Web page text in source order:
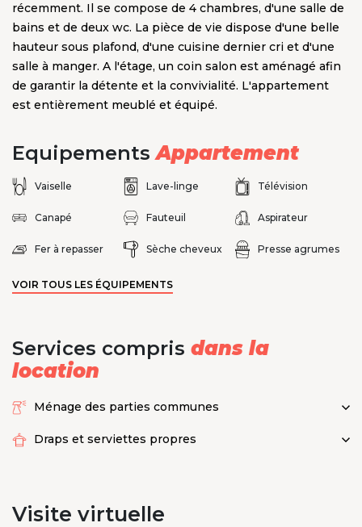
récemment. Il se compose de 4 chambres, d'une salle de
bains et de deux wc. La pièce de vie dispose d'une belle
hauteur sous plafond, d'une cuisine dernier cri et d'une
salle à manger. A l'étage, un coin salon est aménagé afin
de garantir la détente et la convivialité. L'appartement
est entièrement meublé et équipé.
EquipementsAppartement
Vaiselle Lave-linge Télévision
Canapé Fauteuil Aspirateur
Fer à repasser Sèche cheveux Presse agrumes
VOIR TOUS LES ÉQUIPEMENTS
Services compris dans la
location
Ménage des parties communes
Draps et serviettes propres
Visite virtuelle